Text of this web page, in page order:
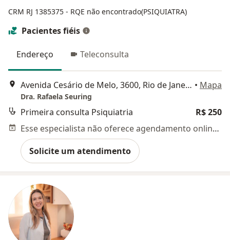
CRM RJ 1385375 - RQE não encontrado(PSIQUIATRA)
Pacientes fiéis
Endereço Teleconsulta
Avenida Cesário de Melo, 3600, Rio de Janeiro • Mapa
Dra. Rafaela Seuring
Primeira consulta Psiquiatria
R$ 250
Esse especialista não oferece agendamento online para esse endereço.
Solicite um atendimento